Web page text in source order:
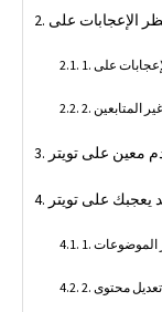
المتابعين
معين على تويتر
يعجبك على تويتر
الموضوعات